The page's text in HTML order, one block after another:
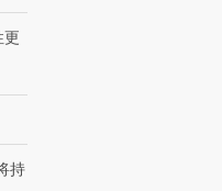
线｜被称为“蟑螂”的印
更
持